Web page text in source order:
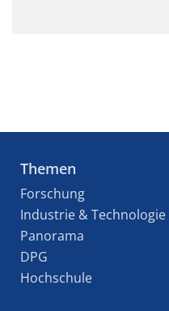
Themen
Forschung
Industrie & Technologie
Panorama
DPG
Hochschule